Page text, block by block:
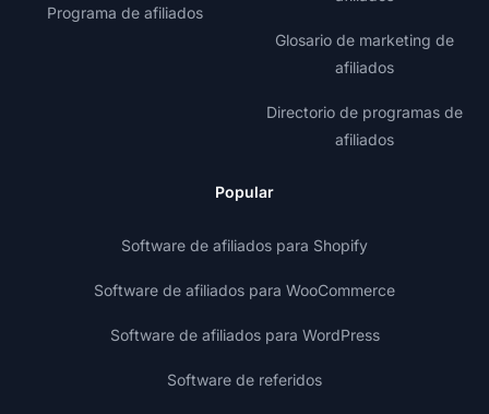
Programa de afiliados
Glosario de marketing de
afiliados
Directorio de programas de
afiliados
Popular
Software de afiliados para Shopify
Software de afiliados para WooCommerce
Software de afiliados para WordPress
Software de referidos